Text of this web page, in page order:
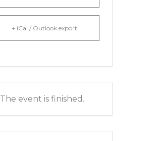
+ iCal / Outlook export
The event is finished.